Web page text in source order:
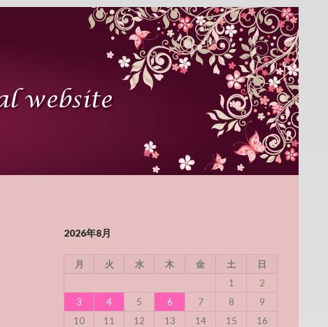
2026年8月
月 火 水 木 金 土
日
1
2
3
4 5 6 7 8
9
10
11 12 13 14 15
16